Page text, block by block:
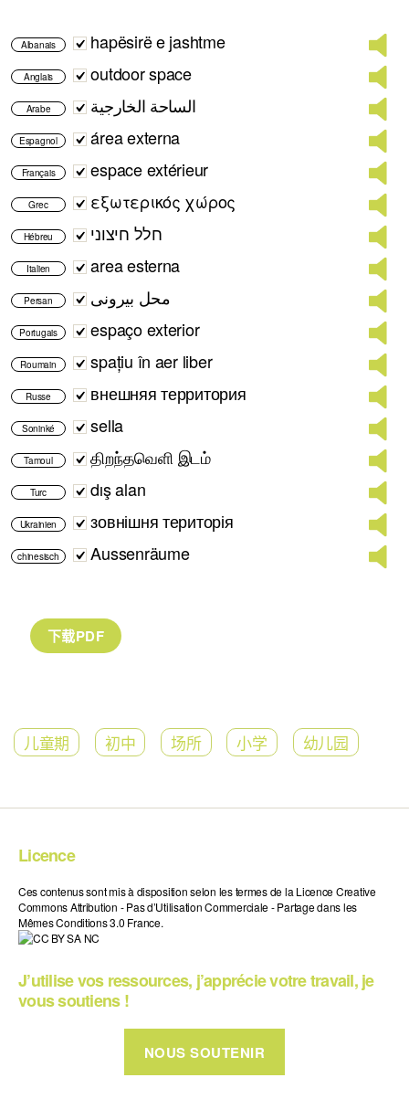
Albanais hapësirë e jashtme
Anglais outdoor space
Arabe الساحة الخارجية
Espagnol área externa
Français espace extérieur
Grec εξωτερικός χώρος
Hébreu חלל חיצוני
Italien area esterna
Persan محل بیرونی
Portugais espaço exterior
Roumain spațiu în aer liber
Russe внешняя территория
Soninké sella
Tamoul திறந்தவெளி இடம்
Turc dış alan
Ukrainien зовнішня територія
chinesisch Aussenräume
儿童期 初中 场所 小学 幼儿园
Licence
Ces contenus sont mis à disposition selon les termes de la Licence Creative
Commons Attribution - Pas d’Utilisation Commerciale - Partage dans les
Mêmes Conditions 3.0 France.
J’utilise vos ressources, j’apprécie votre travail, je
vous soutiens !
NOUS SOUTENIR